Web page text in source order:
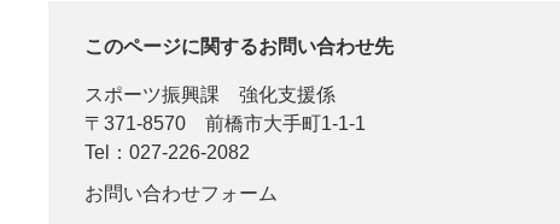
このページに関するお問い合わせ先
スポーツ振興課
強化支援係
〒371-8570
前橋市大手町1-1-1
Tel：027-226-2082
お問い合わせフォーム